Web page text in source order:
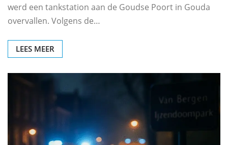
werd een tankstation aan de Goudse Poort in Gouda
overvallen. Volgens de…
LEES MEER